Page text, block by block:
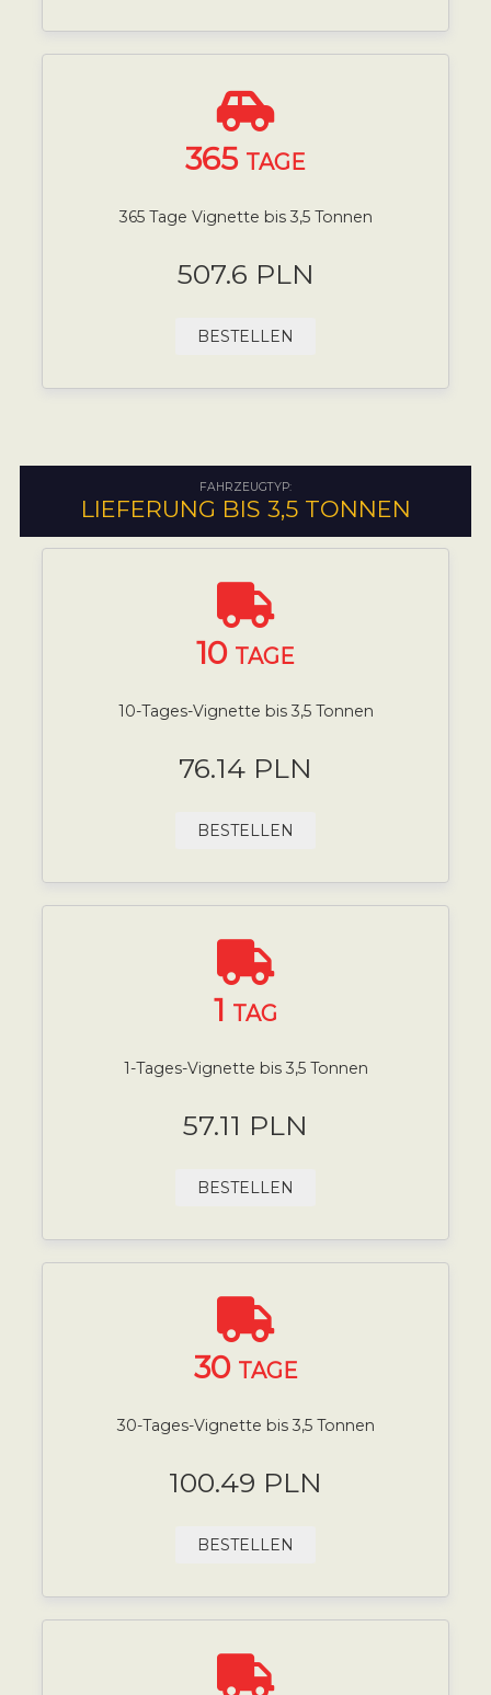
365 TAGE
365 Tage Vignette bis 3,5 Tonnen
507.6 PLN
BESTELLEN
FAHRZEUGTYP:
LIEFERUNG BIS 3,5 TONNEN
10 TAGE
10-Tages-Vignette bis 3,5 Tonnen
76.14 PLN
BESTELLEN
1 TAG
1-Tages-Vignette bis 3,5 Tonnen
57.11 PLN
BESTELLEN
30 TAGE
30-Tages-Vignette bis 3,5 Tonnen
100.49 PLN
BESTELLEN